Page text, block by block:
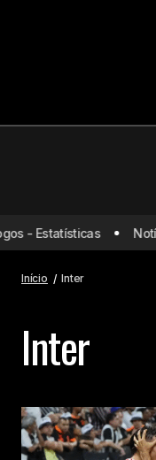
- Estatísticas
Início Inter
Inter